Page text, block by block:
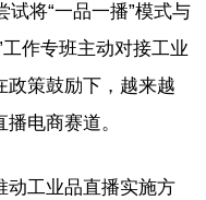
将“一品一播”模式与
作专班主动对接工业
政策鼓励下，越来越
电商赛道。
动工业品直播实施方